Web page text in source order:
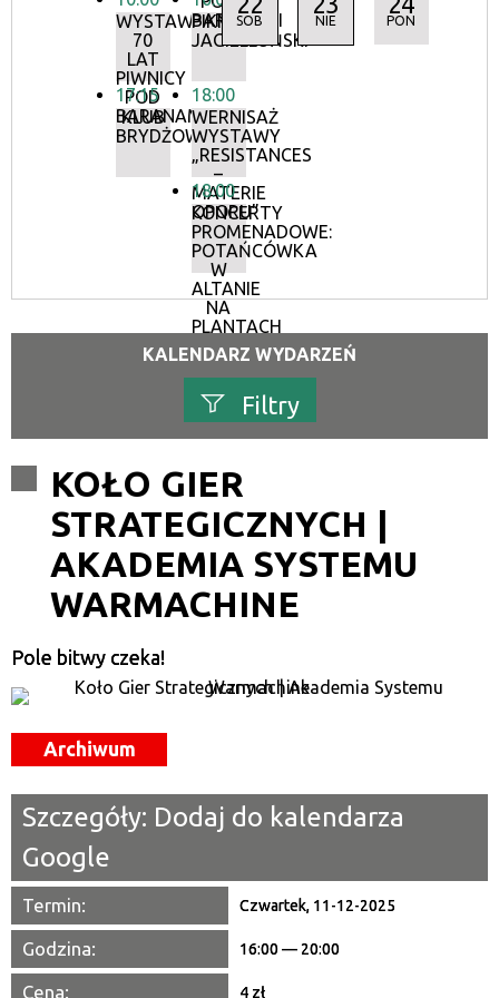
WYSTAWA:
70
LAT
PIWNICY
POD
BARANAMI
17:15
KLUB
BRYDŻOWY
BARANAMI
PIKNIK
JAGIELLOŃSKI
18:00
WERNISAŻ
WYSTAWY
„RESISTANCES
–
MATERIE
OPORU”
18:00
KONCERTY
PROMENADOWE:
POTAŃCÓWKA
W
ALTANIE
NA
PLANTACH
SOB NIE PON
KALENDARZ WYDARZEŃ
Filtry
Kategoria
Trwające w zakresie
KOŁO GIER
STRATEGICZNYCH |
AKADEMIA SYSTEMU
WARMACHINE
Pole bitwy czeka!
Archiwum
Szczegóły: Dodaj do kalendarza
Google
Termin: Czwartek, 11-12-2025
Godzina: 16:00 — 20:00
Cena: 4 zł